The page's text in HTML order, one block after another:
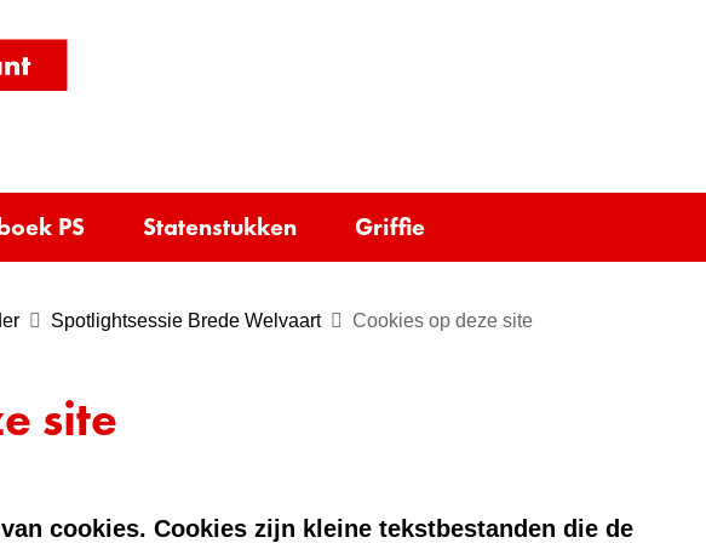
homepage)
PS Statenstukken Griffie
Spotlightsessie Brede Welvaart Cookies op deze site
site
cookies. Cookies zijn kleine tekstbestanden die de